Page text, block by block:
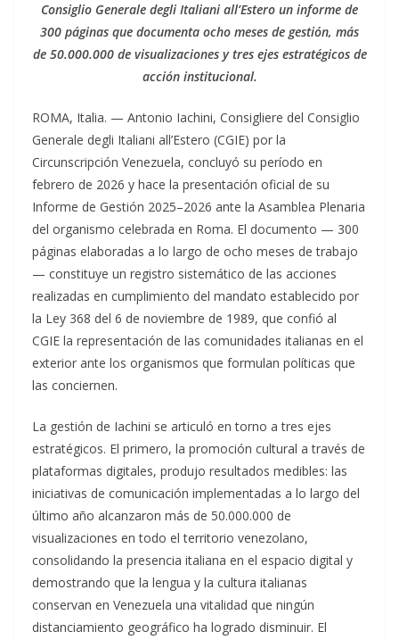
Consiglio Generale degli Italiani all’Estero un informe de
300 páginas que documenta ocho meses de gestión, más
de 50.000.000 de visualizaciones y tres ejes estratégicos de
acción institucional.
ROMA, Italia. — Antonio Iachini, Consigliere del Consiglio
Generale degli Italiani all’Estero (CGIE) por la
Circunscripción Venezuela, concluyó su período en
febrero de 2026 y hace la presentación oficial de su
Informe de Gestión 2025–2026 ante la Asamblea Plenaria
del organismo celebrada en Roma. El documento — 300
páginas elaboradas a lo largo de ocho meses de trabajo
— constituye un registro sistemático de las acciones
realizadas en cumplimiento del mandato establecido por
la Ley 368 del 6 de noviembre de 1989, que confió al
CGIE la representación de las comunidades italianas en el
exterior ante los organismos que formulan políticas que
las conciernen.
La gestión de Iachini se articuló en torno a tres ejes
estratégicos. El primero, la promoción cultural a través de
plataformas digitales, produjo resultados medibles: las
iniciativas de comunicación implementadas a lo largo del
último año alcanzaron más de 50.000.000 de
visualizaciones en todo el territorio venezolano,
consolidando la presencia italiana en el espacio digital y
demostrando que la lengua y la cultura italianas
conservan en Venezuela una vitalidad que ningún
distanciamiento geográfico ha logrado disminuir. El